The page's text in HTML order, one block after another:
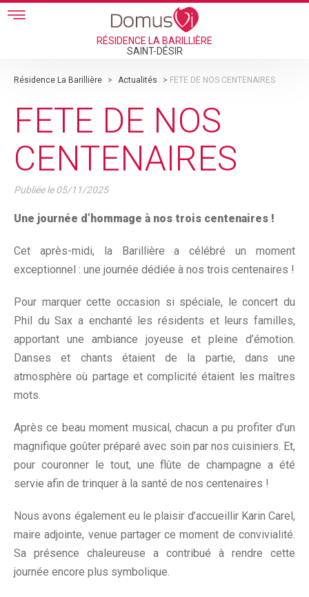
Skip to main content
RÉSIDENCE LA BARILLIÈRE
SAINT-DÉSIR
Résidence La Barillière > Actualités > FETE DE NOS CENTENAIRES
FETE DE NOS
CENTENAIRES
Publiée le05/11/2025
Une journée d’hommage à nos trois centenaires !
Cet après-midi, la Barillière a célébré un moment
exceptionnel : une journée dédiée à nos trois centenaires !
Pour marquer cette occasion si spéciale, le concert du
Phil du Sax a enchanté les résidents et leurs familles,
apportant une ambiance joyeuse et pleine d’émotion.
Danses et chants étaient de la partie, dans une
atmosphère où partage et complicité étaient les maîtres
mots.
Après ce beau moment musical, chacun a pu profiter d’un
magnifique goûter préparé avec soin par nos cuisiniers. Et,
pour couronner le tout, une flûte de champagne a été
servie afin de trinquer à la santé de nos centenaires !
Nous avons également eu le plaisir d’accueillir Karin Carel,
maire adjointe, venue partager ce moment de convivialité.
Sa présence chaleureuse a contribué à rendre cette
journée encore plus symbolique.